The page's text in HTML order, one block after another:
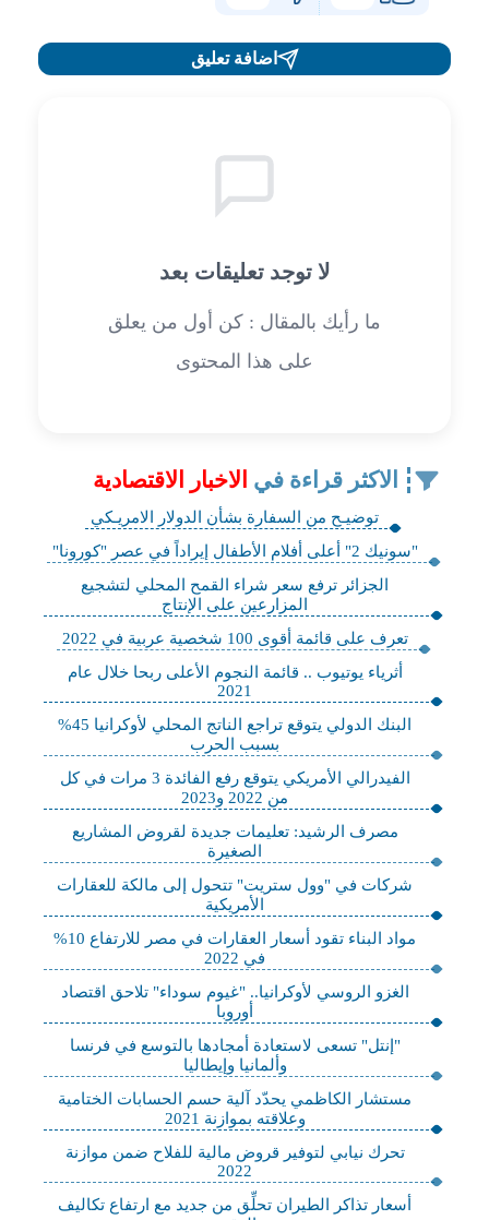
اضافة تعليق
لا توجد تعليقات بعد
ما رأيك بالمقال : كن أول من يعلق
على هذا المحتوى
الاكثر قراءة في الاخبار الاقتصادية
توضيـح من السفارة بشأن الدولار الامريـكي
"سونيك 2" أعلى أفلام الأطفال إيراداً في عصر "كورونا"
الجزائر ترفع سعر شراء القمح المحلي لتشجيع
المزارعين على الإنتاج
تعرف على قائمة أقوى 100 شخصية عربية في 2022
أثرياء يوتيوب .. قائمة النجوم الأعلى ربحا خلال عام
2021
البنك الدولي يتوقع تراجع الناتج المحلي لأوكرانيا 45%
بسبب الحرب
الفيدرالي الأمريكي‬⁩ يتوقع رفع الفائدة 3 مرات في كل
من 2022 و2023
مصرف الرشيد: تعليمات جديدة لقروض المشاريع
الصغيرة
شركات في "وول ستريت" تتحول إلى مالكة للعقارات
الأمريكية
مواد البناء تقود أسعار العقارات في مصر للارتفاع 10%
في 2022
الغزو الروسي لأوكرانيا.. "غيوم سوداء" تلاحق اقتصاد
أوروبا
"إنتل" تسعى لاستعادة أمجادها بالتوسع في فرنسا
وألمانيا وإيطاليا
مستشار الكاظمي يحدّد آلية حسم الحسابات الختامية
وعلاقته بموازنة 2021
تحرك نيابي لتوفير قروض مالية للفلاح ضمن موازنة
2022
أسعار تذاكر الطيران تحلِّق من جديد مع ارتفاع تكاليف